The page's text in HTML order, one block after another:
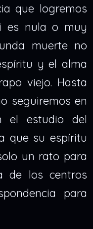
que logremos
es nula o muy
muerte no
y el alma
viejo. Hasta
seguiremos en
el estudio del
que su espíritu
un rato para
de los centros
para